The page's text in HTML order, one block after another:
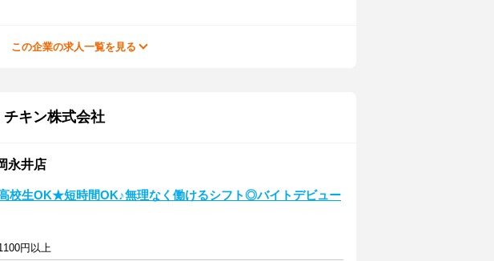
この企業の求人一覧を見る
チキン株式会社
永井店
高校生OK★短時間OK♪無理なく働けるシフト◎バイトデビュー
円以上